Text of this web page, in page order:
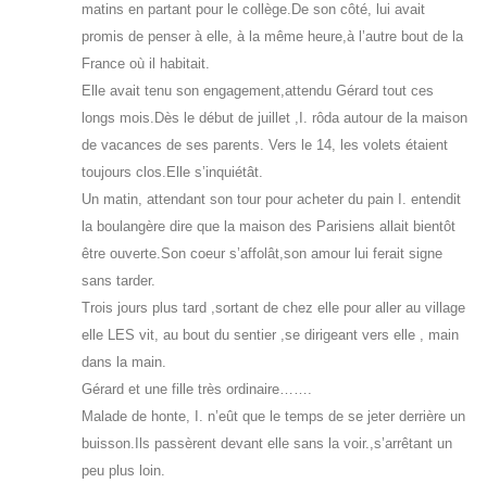
matins en partant pour le collège.De son côté, lui avait
promis de penser à elle, à la même heure,à l’autre bout de la
France où il habitait.
Elle avait tenu son engagement,attendu Gérard tout ces
longs mois.Dès le début de juillet ,I. rôda autour de la maison
de vacances de ses parents. Vers le 14, les volets étaient
toujours clos.Elle s’inquiétât.
Un matin, attendant son tour pour acheter du pain I. entendit
la boulangère dire que la maison des Parisiens allait bientôt
être ouverte.Son coeur s’affolât,son amour lui ferait signe
sans tarder.
Trois jours plus tard ,sortant de chez elle pour aller au village
elle LES vit, au bout du sentier ,se dirigeant vers elle , main
dans la main.
Gérard et une fille très ordinaire…….
Malade de honte, I. n’eût que le temps de se jeter derrière un
buisson.Ils passèrent devant elle sans la voir.,s’arrêtant un
peu plus loin.